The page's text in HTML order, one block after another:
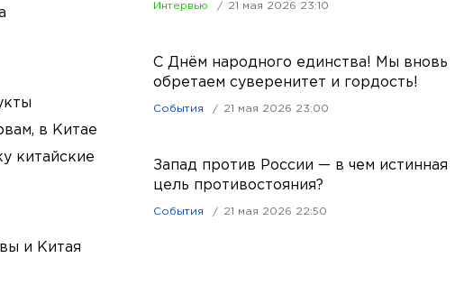
в Китае
китайские
и Китая
Интервью 21 мая 2026 23:10
С Днём народного единства! Мы вновь
обретаем суверенитет и гордость!
События 21 мая 2026 23:00
Запад против России — в чем истинная
цель противостояния?
События 21 мая 2026 22:50